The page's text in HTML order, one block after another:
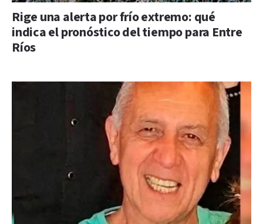
Rige una alerta por frío extremo: qué
indica el pronóstico del tiempo para Entre
Ríos